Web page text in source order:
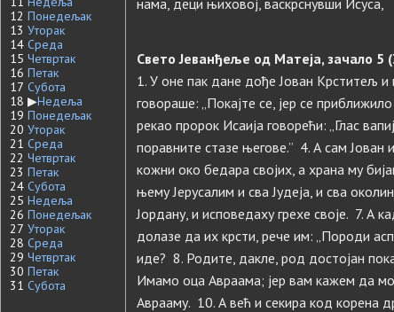
12 Понедељак
13 Уторак
14 Среда
15 Четвртак
16 Петак
17 Субота
18 ▶Недеља
19 Понедељак
20 Уторак
21 Среда
22 Четвртак
23 Петак
24 Субота
25 Недеља
26 Понедељак
27 Уторак
28 Среда
29 Четвртак
30 Петак
31 Субота
нама, деци њиховој, васкрснувши Исуса,
Свето Јеванђеље од Матеја, зачало 5
1. У оне пак дане дође Јован Крститељ
говораше: „Покајте се, јер се
рекао пророк Исаија говорећи: „Глас
поравните стазе његове.” 4. А сам
кожни око бедара својих, а храна му
њему Јерусалим и сва Јудеја, и сва
Јордану, и исповедаху грехе своје. 7. А
долазе да их крсти, рече им: „Породи
иде? 8. Родите, дакле, род достојан
Имамо оца Авраама; јер вам кажем да
Аврааму. 10. А већ и секира код корена